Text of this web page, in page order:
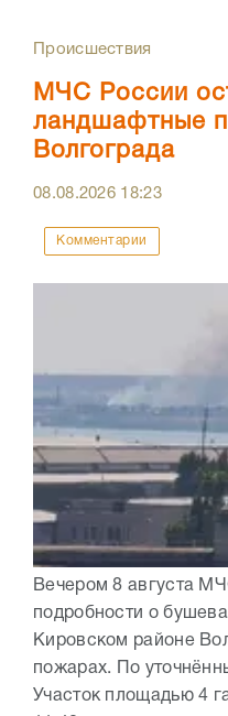
Происшествия
МЧС России
ландшафтные
Волгограда
08.08.2026 18:23
Комментарии
Вечером 8 августа
подробности о
Кировском районе
пожарах. По
Участок площадью 4